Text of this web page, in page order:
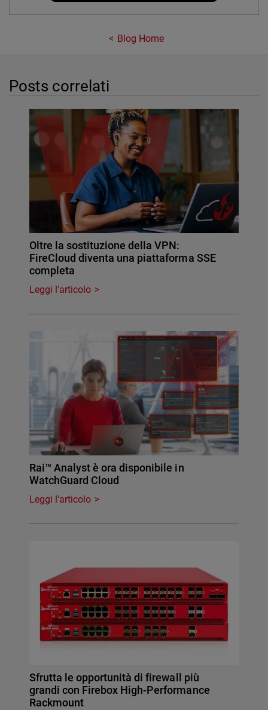
Blog Home
Posts correlati
Oltre la sostituzione della VPN:
FireCloud diventa una piattaforma SSE
completa
Leggi l'articolo
Rai™ Analyst è ora disponibile in
WatchGuard Cloud
Leggi l'articolo
Sfrutta le opportunità di firewall più
grandi con Firebox High-Performance
Rackmount